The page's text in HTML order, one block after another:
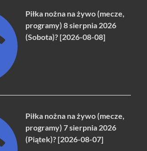
Piłka nożna na żywo (mecze,
programy) 8 sierpnia 2026
(Sobota)? [2026-08-08]
Piłka nożna na żywo (mecze,
programy) 7 sierpnia 2026
(Piątek)? [2026-08-07]